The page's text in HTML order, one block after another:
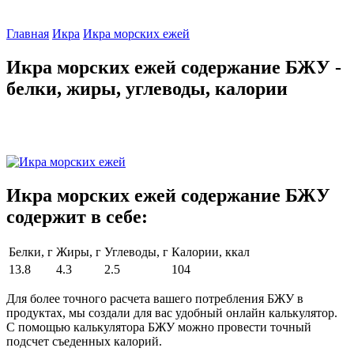
Главная Икра Икра морских ежей
Икра морских ежей содержание БЖУ -
белки, жиры, углеводы, калории
Икра морских ежей содержание БЖУ
содержит в себе:
Белки, г Жиры, г Углеводы, г Калории, ккал
13.8
4.3 2.5 104
Для более точного расчета вашего потребления БЖУ в
продуктах, мы создали для вас удобный онлайн калькулятор.
С помощью калькулятора БЖУ можно провести точный
подсчет съеденных калорий.